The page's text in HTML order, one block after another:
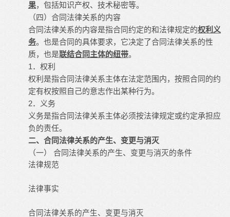
果，包括知识产权、技术秘密等。
（四）合同法律关系的内容
合同法律关系的内容是指合同约定的和法律规定的权利义
务。也是合同的具体要求，它决定了合同法律关系的性
质，也是联结合同主体的纽带。
1．权利
权利是指合同法律关系主体在法定范围内，按照合同的约
定有权按照自己的意志作出某种行为。
2．义务
义务是指合同法律关系主体必须按法律规定或约定承担应
负的责任。
二、合同法律关系的产生、变更与消灭
（一） 合同法律关系的产生、变更与消灭的条件
法律规范
法律事实
合同法律关系的产生、变更与消灭